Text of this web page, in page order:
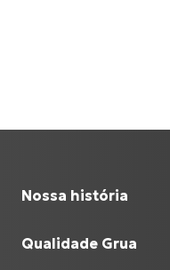
Nossa história
Qualidade Grua